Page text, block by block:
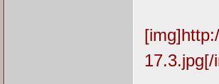
17.3.jpg[/